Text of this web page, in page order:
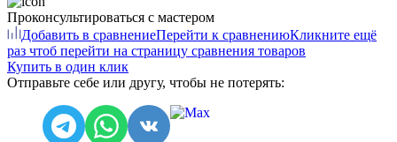
Проконсультироваться с мастером
Добавить в сравнениеПерейти к сравнениюКликните ещё
раз чтоб перейти на страницу сравнения товаров
Купить в один клик
Отправьте себе или другу, чтобы не потерять: